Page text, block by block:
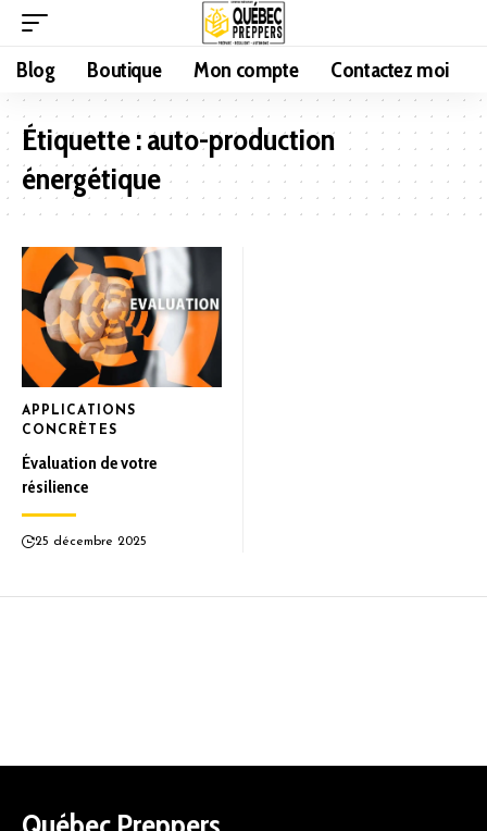
Blog Boutique Mon compte Contactez moi
Étiquette :auto-production
énergétique
APPLICATIONS
CONCRÈTES
Évaluation de votre
résilience
25 décembre 2025